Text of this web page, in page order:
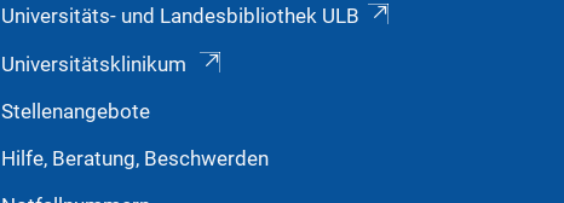
Universitäts- und Landesbibliothek ULB
Universitätsklinikum
Stellenangebote
Hilfe, Beratung, Beschwerden